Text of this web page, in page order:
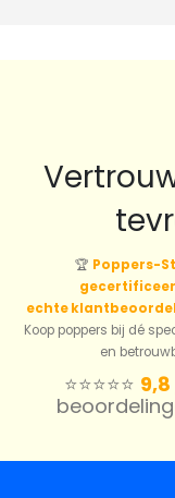
🏆 Poppers-
echte
Koop poppers bij dé
en
⭐️⭐️⭐️⭐️⭐️ 9,8